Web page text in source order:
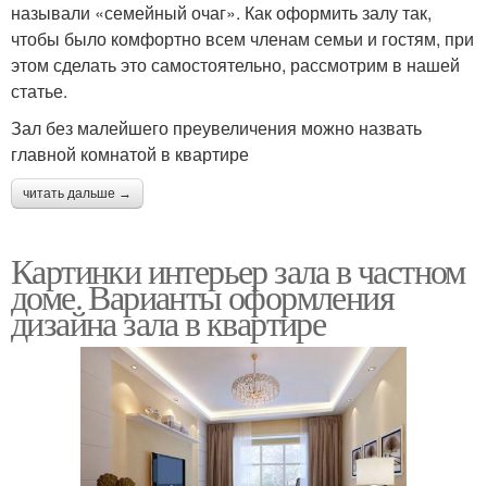
называли «семейный очаг». Как оформить залу так,
чтобы было комфортно всем членам семьи и гостям, при
этом сделать это самостоятельно, рассмотрим в нашей
статье.
Зал без малейшего преувеличения можно назвать
главной комнатой в квартире
читать дальше →
Картинки интерьер зала в частном
доме. Варианты оформления
дизайна зала в квартире